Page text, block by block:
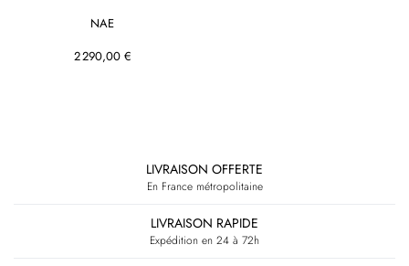
NAE
2 290,00 €
LIVRAISON OFFERTE
En France métropolitaine
LIVRAISON RAPIDE
Expédition en 24 à 72h